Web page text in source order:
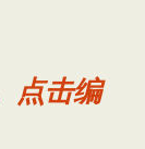
点击编